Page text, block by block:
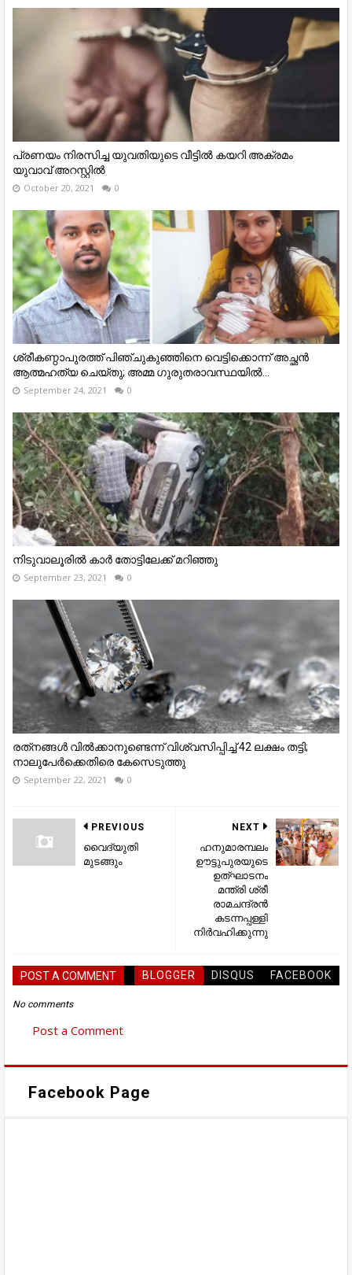
പ്രണയം നിരസിച്ച യുവതിയുടെ വീട്ടിൽ കയറി അക്രമം
യുവാവ് അറസ്റ്റിൽ
October 20, 2021 0
ശ്രീകണ്ഠാപുരത്ത് പിഞ്ചുകുഞ്ഞിനെ വെട്ടിക്കൊന്ന് അച്ഛൻ
ആത്മഹത്യ ചെയ്‌തു; അമ്മ ഗുരുതരാവസ്ഥയിൽ...
September 24, 2021 0
നിടുവാലൂരിൽ കാർ തോട്ടിലേക്ക് മറിഞ്ഞു
September 23, 2021 0
രത്​നങ്ങള്‍ വില്‍ക്കാനുണ്ടെന്ന് വിശ്വസിപ്പിച്ച്‌ 42 ലക്ഷം തട്ടി;
നാലുപേര്‍ക്കെതിരെ കേസെടുത്തു
September 22, 2021 0
NEXT
ഹനുമാരമ്പലം
ഊട്ടുപുരയുടെ
ഉത്ഘാടനം
മന്ത്രി ശ്രീ
രാമചന്ദ്രൻ
കടന്നപ്പള്ളി
നിർവഹിക്കുന്നു
PREVIOUS
വൈദ്യുതി
മുടങ്ങും
POST A COMMENT BLOGGER DISQUS FACEBOOK
No comments
Post a Comment
Facebook Page